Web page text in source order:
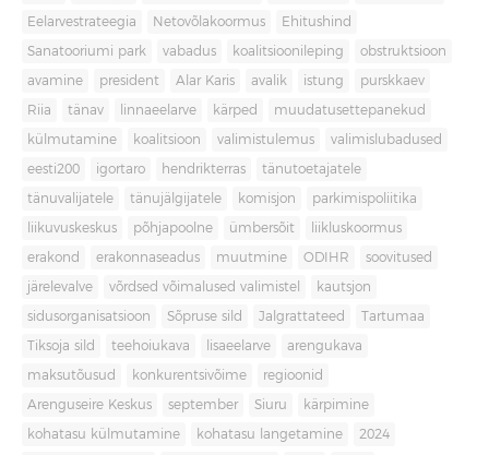
Eelarvestrateegia Netovõlakoormus Ehitushind
Sanatooriumi park vabadus koalitsioonileping obstruktsioon
avamine president Alar Karis avalik istung purskkaev
Riia tänav linnaeelarve kärped muudatusettepanekud
külmutamine koalitsioon valimistulemus valimislubadused
eesti200 igortaro hendrikterras tänutoetajatele
tänuvalijatele tänujälgijatele komisjon parkimispoliitika
liikuvuskeskus põhjapoolne ümbersõit liikluskoormus
erakond erakonnaseadus muutmine ODIHR soovitused
järelevalve võrdsed võimalused valimistel kautsjon
sidusorganisatsioon Sõpruse sild Jalgrattateed Tartumaa
Tiksoja sild teehoiukava lisaeelarve arengukava
maksutõusud konkurentsivõime regioonid
Arenguseire Keskus september Siuru kärpimine
kohatasu külmutamine kohatasu langetamine 2024